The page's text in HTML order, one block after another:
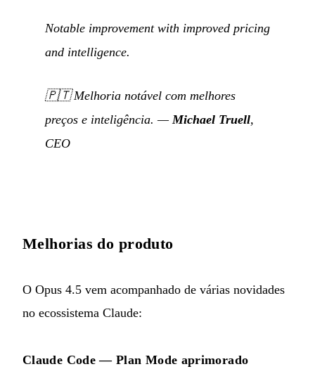
Notable improvement with improved pricing
and intelligence.
🇵🇹Melhoria notável com melhores
preços e inteligência. — Michael Truell,
CEO
Melhorias do produto
O Opus 4.5 vem acompanhado de várias novidades
no ecossistema Claude:
Claude Code — Plan Mode aprimorado